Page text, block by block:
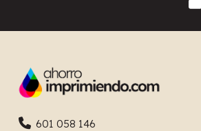
601 058 146